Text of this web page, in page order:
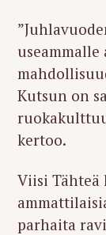
Kutsun on
kertoo.
Viisi Tähteä
parhaita